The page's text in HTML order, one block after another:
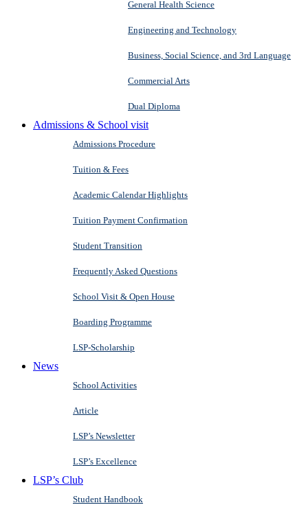
General Health Science
Engineering and Technology
Business, Social Science, and 3rd Language
Commercial Arts
Dual Diploma
Admissions & School visit
Admissions Procedure
Tuition & Fees
Academic Calendar Highlights
Tuition Payment Confirmation
Student Transition
Frequently Asked Questions
School Visit & Open House
Boarding Programme
LSP-Scholarship
News
School Activities
Article
LSP’s Newsletter
LSP’s Excellence
LSP’s Club
Student Handbook